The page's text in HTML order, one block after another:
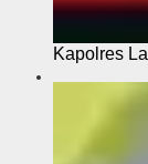
Kapolres